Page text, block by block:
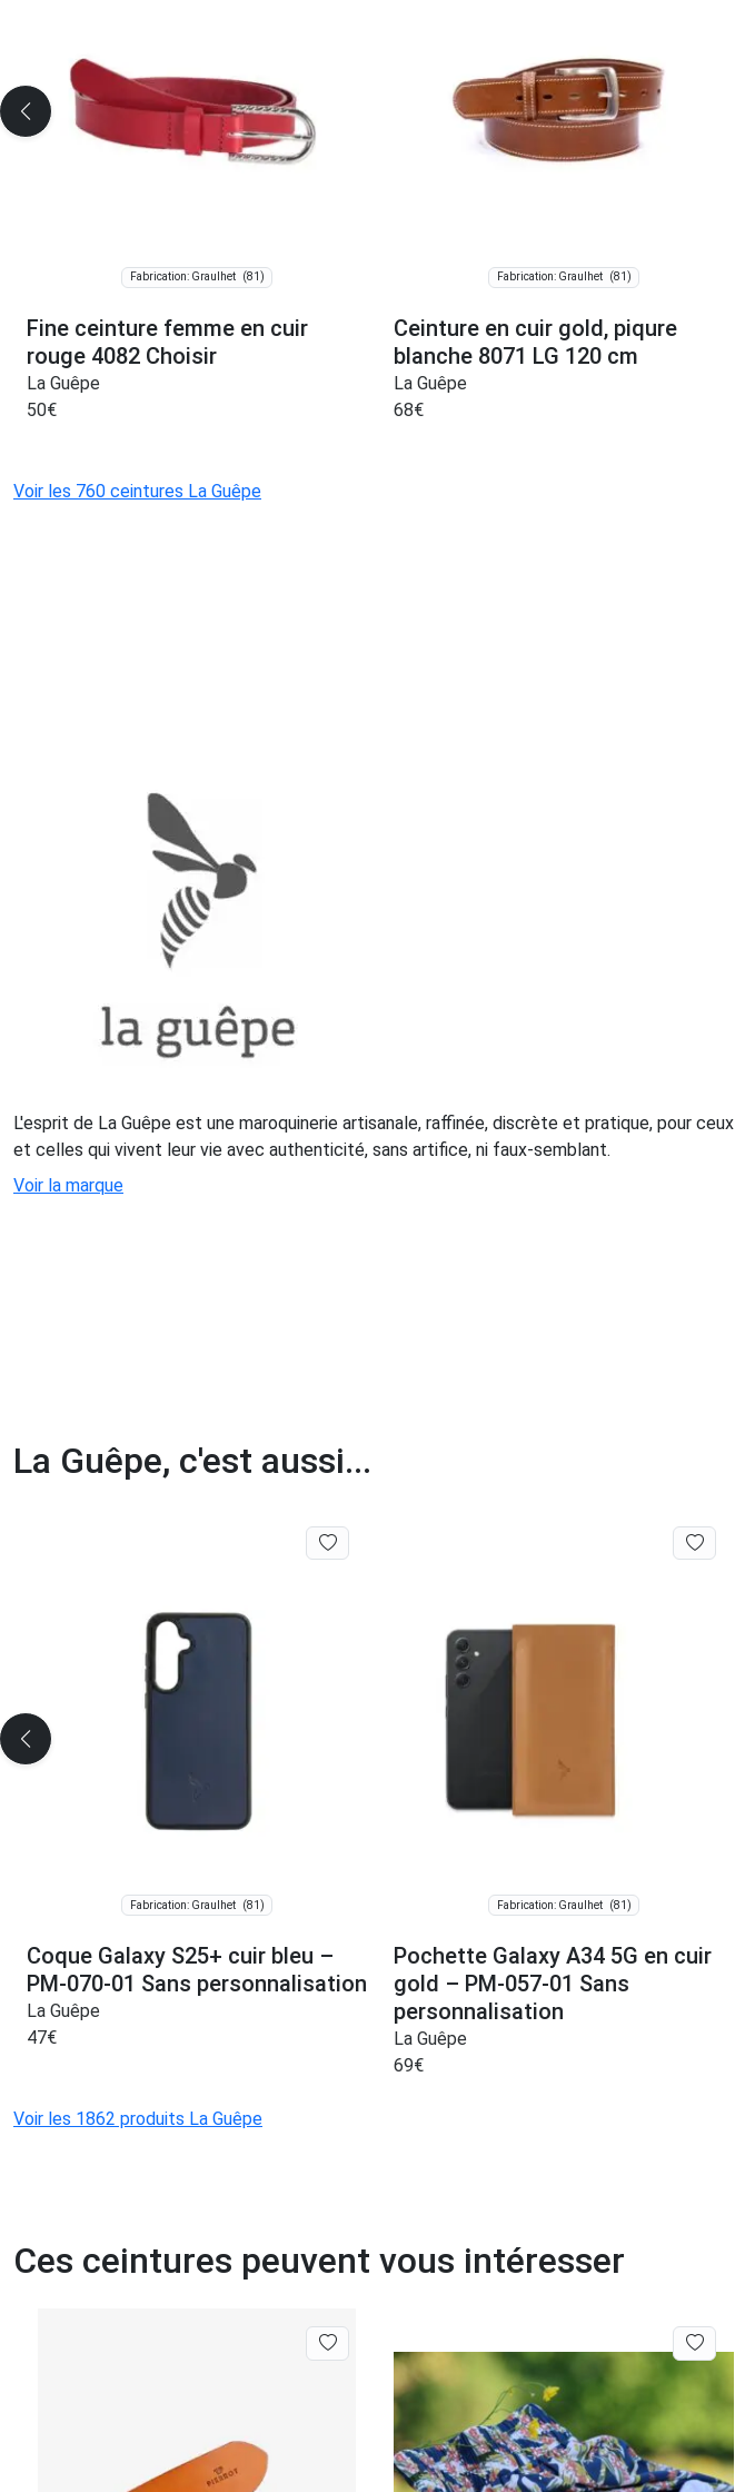
Fabrication: Graulhet (81)
Fine ceinture femme en cuir
rouge 4082 Choisir
La Guêpe
50€
Fabrication: Graulhet (81)
Ceinture en cuir gold, piqure
blanche 8071 LG 120 cm
La Guêpe
68€
Voir les 760 ceintures La Guêpe
L'esprit de La Guêpe est une maroquinerie artisanale, raffinée, discrète et pratique, pour ceux
et celles qui vivent leur vie avec authenticité, sans artifice, ni faux-semblant.
Voir la marque
La Guêpe, c'est aussi...
Fabrication: Graulhet (81)
Coque Galaxy S25+ cuir bleu –
PM-070-01 Sans personnalisation
La Guêpe
47€
Fabrication: Graulhet (81)
Pochette Galaxy A34 5G en cuir
gold – PM-057-01 Sans
personnalisation
La Guêpe
69€
Voir les 1862 produits La Guêpe
Ces ceintures peuvent vous intéresser